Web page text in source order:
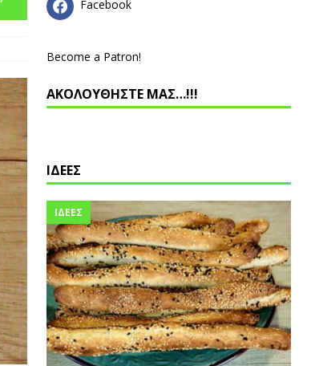
Facebook
Become a Patron!
ΑΚΟΛΟΥΘΗΣΤΕ ΜΑΣ…!!!
ΙΔΕΕΣ
ΙΔΕΕΣ